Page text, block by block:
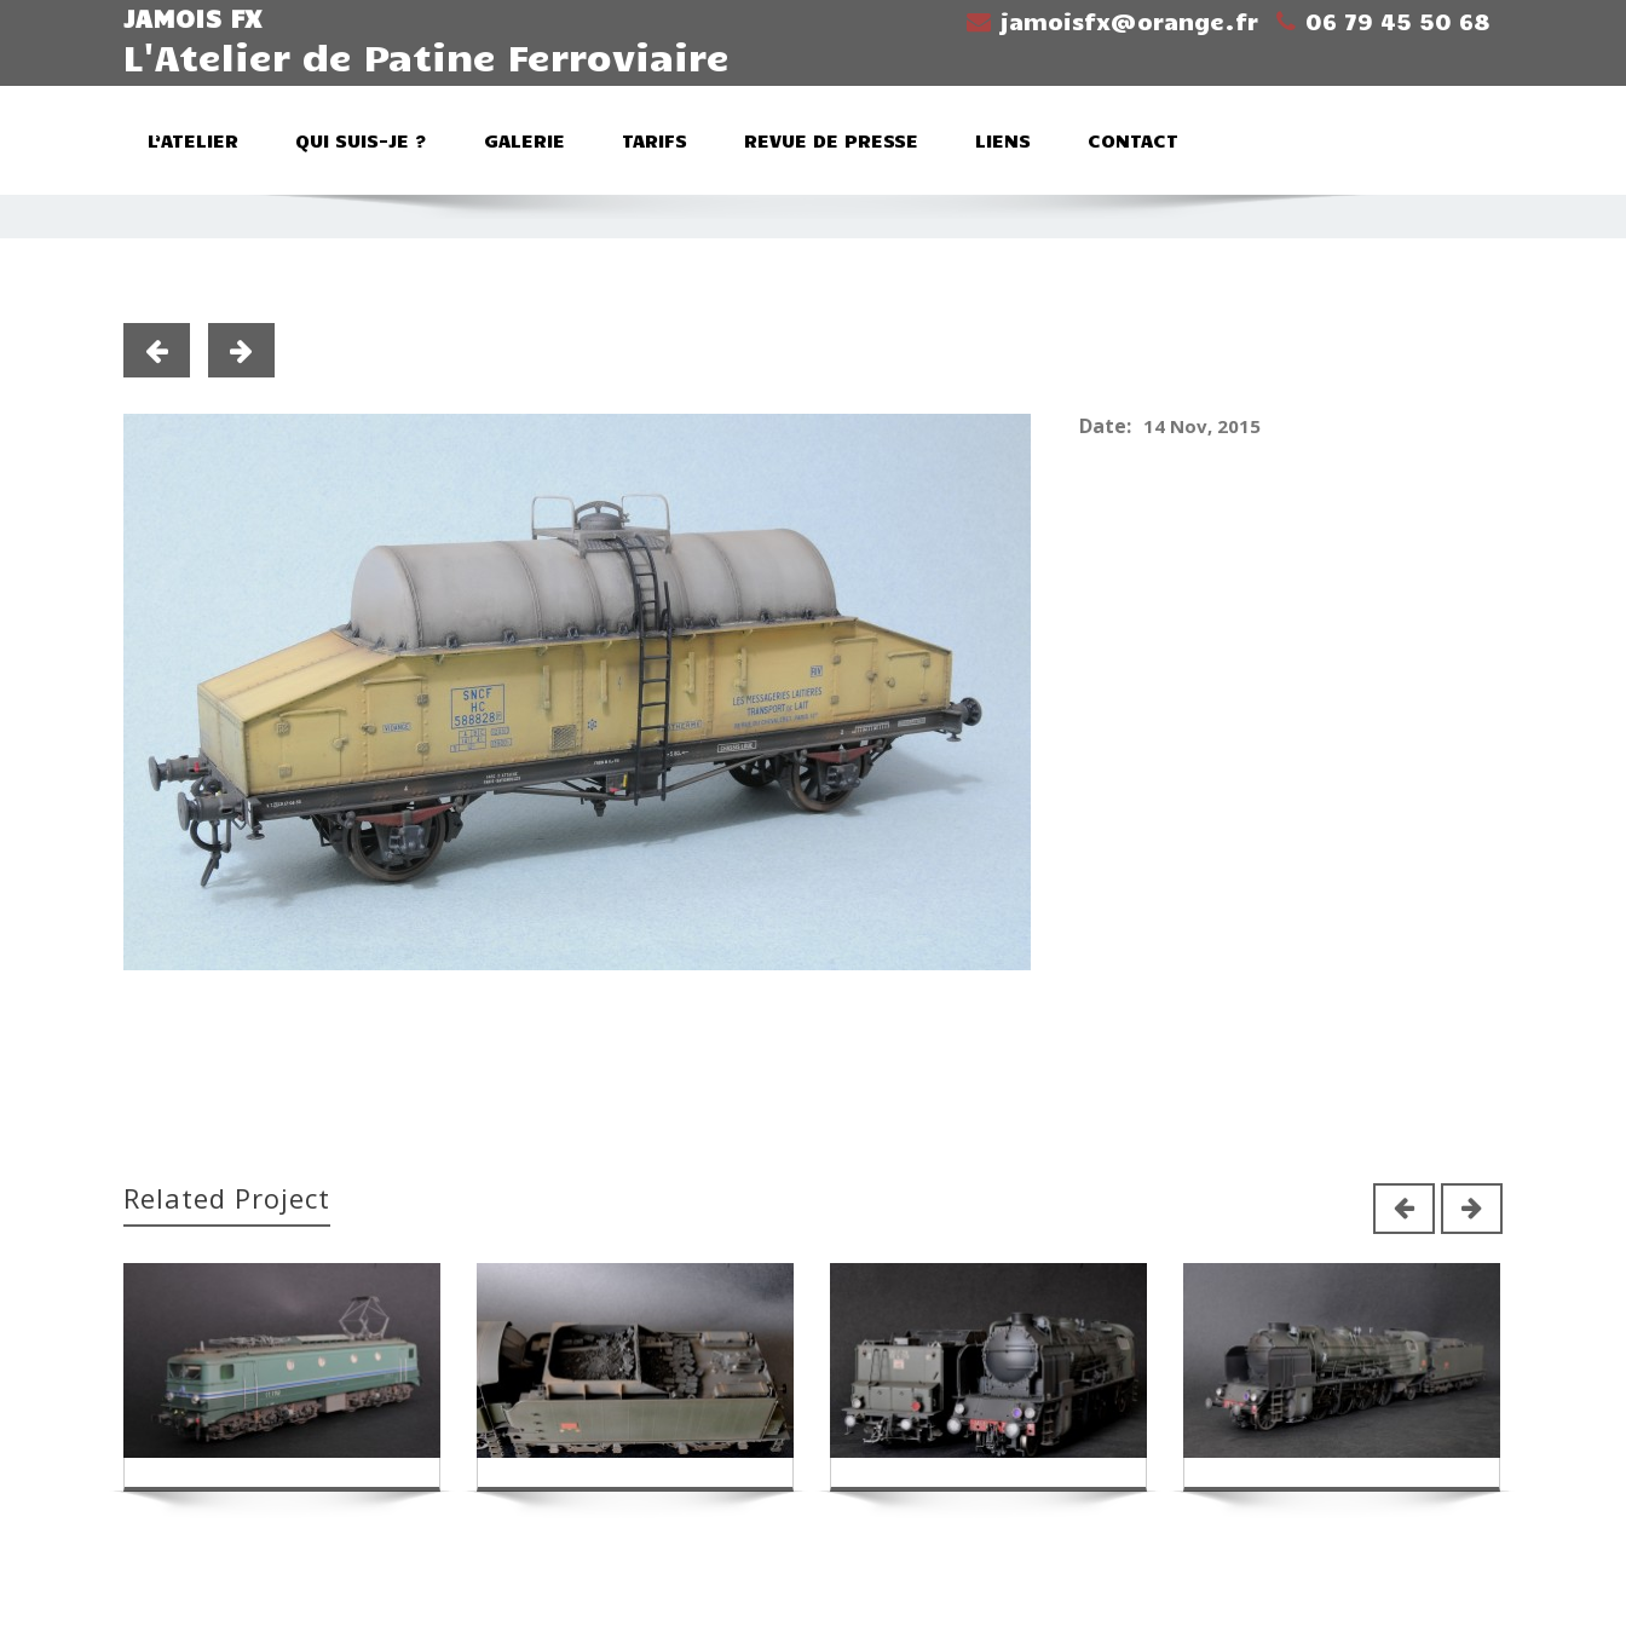
JAMOIS FX
L'Atelier de Patine Ferroviaire
jamoisfx@orange.fr 06 79 45 50 68
L’ATELIER QUI SUIS-JE ? GALERIE TARIFS REVUE DE PRESSE LIENS CONTACT
Date: 14 Nov, 2015
Related Project